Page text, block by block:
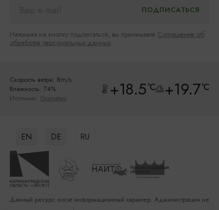
Нажимая на кнопку подписаться, вы принимаете Соглашение об
обработке персональных данных
Скорость ветра: 8m/s
Влажность: 74%
Источник: Gismeteo +18.5°C +19.7°C
EN DE RU
Данный ресурс носит информационный характер. Администрация не